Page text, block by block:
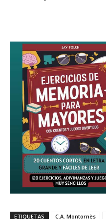
ETIQUETAS C.A. Montornès